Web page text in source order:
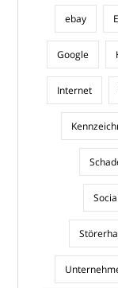
ebay
Google
Internet